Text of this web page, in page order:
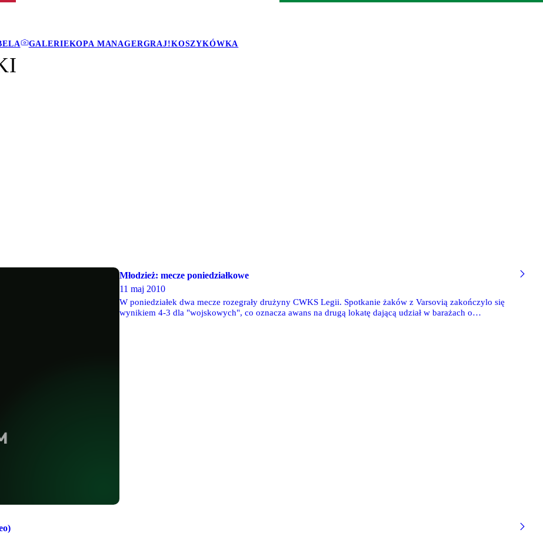
GALERIEKOPA MANAGERGRAJ!KOSZYKÓWKA
Młodzież: mecze poniedziałkowe
11 maj 2010
W poniedziałek dwa mecze rozegrały drużyny CWKS Legii. Spotkanie żaków z Varsovią zakończylo się
wynikiem 4-3 dla "wojskowych", co oznacza awans na drugą lokatę dającą udział w barażach o